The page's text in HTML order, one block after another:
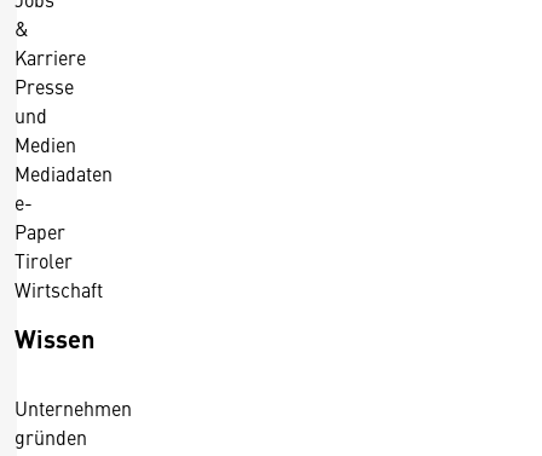
u
f
s
f
o
o
g
r
a
f
e
d
r
F
a
c
g
r
u
p
f
ü
&
Karriere
Presse
und
Medien
Mediadaten
e-
Paper
Tiroler
Wirtschaft
Wissen
Unternehmen
gründen